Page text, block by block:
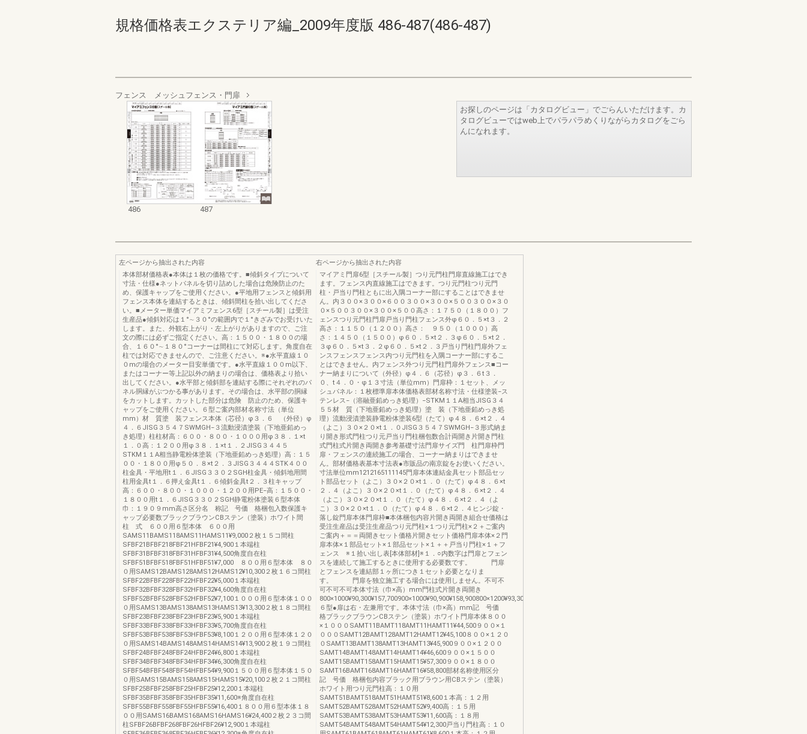
規格価格表エクステリア編_2009年度版 486-487(486-487)
フェンス メッシュフェンス・門扉
486 487
お探しのページは「カタログビュー」でごらんいただけます。カ
タログビューではweb上でパラパラめくりながらカタログをごら
んになれます。
左ページから抽出された内容
本体部材価格表●本体は１枚の価格です。■傾斜タイプについて
寸法・仕様●ネットパネルを切り詰めした場合は危険防止のた
め、保護キャップをご使用ください。●平地用フェンスと傾斜用
フェンス本体を連結するときは、傾斜間柱を拾い出してくださ
い。■メーター単価マイアミフェンス6型［スチール製］は受注
生産品●傾斜対応は１°∼３０°の範囲内で１°きざみでお受けいた
します。また、外観右上がり・左上がりがありますので、ご注
文の際には必ずご指定ください。高：１５００・１８００の場
合、１６０°∼１８０°コーナーは間柱にて対応します。角度自在
柱では対応できませんので、ご注意ください。※●水平直線１０
０mの場合のメーター目安単価です。●水平直線１００m以下、
またはコーナー等上記以外の納まりの場合は、価格表より拾い
出してください。●水平部と傾斜部を連結する際にそれぞれのパ
ネル胴縁がぶつかる事があります。その場合は、水平部の胴縁
をカットします。カットした部分は危険 防止のため、保護キ
ャップをご使用ください。６型ご案内部材名称寸法（単位
mm）材 質塗 装フェンス本体（芯径）φ３．６ （外径）φ
４．６JISG３５４７SWMGH−３流動浸漬塗装（下地亜鉛めっ
き処理）柱柱材高：６００・８００・１０００用φ３８．１×t
１．０高：１２００用φ３８．１×t１．２JISG３４４５
STKM１１A相当静電粉体塗装（下地亜鉛めっき処理）高：１５
００・１８００用φ５０．８×t２．３JISG３４４４STK４００
柱金具・平地用t１．６JISG３３０２SGH柱金具・傾斜地用間
柱用金具t１．６押え金具t１．６傾斜金具t２．３柱キャップ
高：６００・８００・１０００・１２００用PE−高：１５００・
１８００用t１．６JISG３３０２SGH静電粉体塗装６型本体
巾：１９０９mm高さ区分名 称記 号価 格梱包入数保護キ
ャップ必要数ブラックブラウンCBステン（塗装）ホワイト間
柱 式 ６００用６型本体 ６００用
SAMS11BAMS118AMS11HAMS11¥9,000２枚１５コ間柱
SFBF21BFBF218FBF21HFBF21¥4,900１本端柱
SFBF31BFBF318FBF31HFBF31¥4,500角度自在柱
SFBF51BFBF518FBF51HFBF51¥7,000 ８００用６型本体 ８０
０用SAMS12BAMS128AMS12HAMS12¥10,300２枚１６コ間柱
SFBF22BFBF228FBF22HFBF22¥5,000１本端柱
SFBF32BFBF328FBF32HFBF32¥4,600角度自在柱
SFBF52BFBF528FBF52HFBF52¥7,100１０００用６型本体１００
０用SAMS13BAMS138AMS13HAMS13¥13,300２枚１８コ間柱
SFBF23BFBF238FBF23HFBF23¥5,900１本端柱
SFBF33BFBF338FBF33HFBF33¥5,700角度自在柱
SFBF53BFBF538FBF53HFBF53¥8,100１２００用６型本体１２０
０用SAMS14BAMS148AMS14HAMS14¥13,900２枚１９コ間柱
SFBF24BFBF248FBF24HFBF24¥6,800１本端柱
SFBF34BFBF348FBF34HFBF34¥6,300角度自在柱
SFBF54BFBF548FBF54HFBF54¥9,900１５００用６型本体１５０
０用SAMS15BAMS158AMS15HAMS15¥20,100２枚２１コ間柱
SFBF25BFBF258FBF25HFBF25¥12,200１本端柱
SFBF35BFBF358FBF35HFBF35¥11,600※角度自在柱
SFBF55BFBF558FBF55HFBF55¥16,400１８００用６型本体１８
００用SAMS16BAMS168AMS16HAMS16¥24,400２枚２３コ間
柱SFBF26BFBF268FBF26HFBF26¥12,900１本端柱
右ページから抽出された内容
マイアミ門扉6型［スチール製］つり元門柱門扉直線施工はでき
ます。フェンス内直線施工はできます。つり元門柱つり元門
柱・戸当り門柱ともに出入隅コーナー部にすることはできませ
ん。内３００×３００×６００３００×３００×５００３００×３０
０×５００３００×３００×５００高さ：１７５０（１８００）フ
ェンスつり元門柱門扉戸当り門柱フェンス外φ６０．５×t３．２
高さ：１１５０（１２００）高さ： ９５０（１０００）高
さ：１４５０（１５００）φ６０．５×t２．３φ６０．５×t２．
３φ６０．５×t３．２φ６０．５×t２．３戸当り門柱門扉外フェ
ンスフェンスフェンス内つり元門柱を入隅コーナー部にするこ
とはできません。内フェンス外つり元門柱門扉外フェンス■コー
ナー納まりについて（外径）φ４．６（芯径）φ３．６t３．
０、t４．０・φ１３寸法（単位mm）門扉枠：１セット、メッ
シュパネル：１枚標準扉本体価格表部材名称寸法・仕様塗装−ス
テンレス−（溶融亜鉛めっき処理）−STKM１１A相当JISG３４
５５材 質（下地亜鉛めっき処理）塗 装（下地亜鉛めっき処
理）流動浸漬塗装静電粉体塗装6型（たて）φ４８．６×t２．４
（よこ）３０×２０×t１．０JISG３５４７SWMGH−３形式納ま
り開き形式門柱つり元戸当り門柱梱包数合計両開き片開き門柱
式門柱式片開き両開き参考基礎寸法門扉サイズ門 柱門扉枠門
扉・フェンスの連続施工の場合、コーナー納まりはできませ
ん。部材価格表基本寸法表●市販品の南京錠をお使いください。
寸法単位mm1212165111145門扉本体連結金具セット部品セッ
ト部品セット（よこ）３０×２０×t１．０（たて）φ４８．６×t
２．４（よこ）３０×２０×t１．０（たて）φ４８．６×t２．４
（よこ）３０×２０×t１．０（たて）φ４８．６×t２．４（よ
こ）３０×２０×t１．０（たて）φ４８．６×t２．４ヒンジ錠・
落し錠門扉本体門扉枠■本体梱包内容片開き両開き組合せ価格は
受注生産品は受注生産品つり元門柱×１つり元門柱×２＋ご案内
ご案内＋＝＝両開きセット価格片開きセット価格門扉本体×２門
扉本体×１部品セット×１部品セット×１＋＋戸当り門柱×１＋フ
ェンス ※１拾い出し表[本体部材]※１．○内数字は門扉とフェン
スを連続して施工するときに使用する必要数です。 門扉
とフェンスを連結部１ヶ所につき１セット必要となりま
す。 門扉を独立施工する場合には使用しません。不可不
可不可不可本体寸法（巾×高）mm門柱式片開き両開き
800×1000¥90,300¥157,700900×1000¥90,900¥158,900800×1200¥93,300¥162,100900×1200¥94,000¥163,500900×1500¥109,100¥189,300900×1800¥112,000¥193,700
６型●扉は右・左兼用です。本体寸法（巾×高）mm記 号価
格ブラックブラウンCBステン（塗装）ホワイト門扉本体８００
×１０００SAMT11BAMT118AMT11HAMT11¥44,500９００×１
０００SAMT12BAMT128AMT12HAMT12¥45,100８００×１２０
０SAMT13BAMT138AMT13HAMT13¥45,900９００×１２００
SAMT14BAMT148AMT14HAMT14¥46,600９００×１５００
SAMT15BAMT158AMT15HAMT15¥57,300９００×１８００
SAMT16BAMT168AMT16HAMT16¥58,800部材名称使用区分
記 号価 格梱包内容ブラック用ブラウン用CBステン（塗装）
ホワイト用つり元門柱高：１０用
SAMT51BAMT518AMT51HAMT51¥8,600１本高：１２用
SAMT52BAMT528AMT52HAMT52¥9,400高：１５用
SAMT53BAMT538AMT53HAMT53¥11,600高：１８用
SAMT54BAMT548AMT54HAMT54¥12,300戸当り門柱高：１０